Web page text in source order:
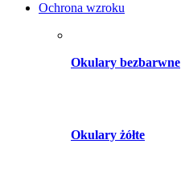
Ochrona wzroku
Okulary bezbarwne
Okulary żółte